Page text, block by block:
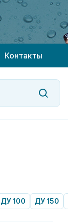
Контакты
ДУ 100 ДУ 150